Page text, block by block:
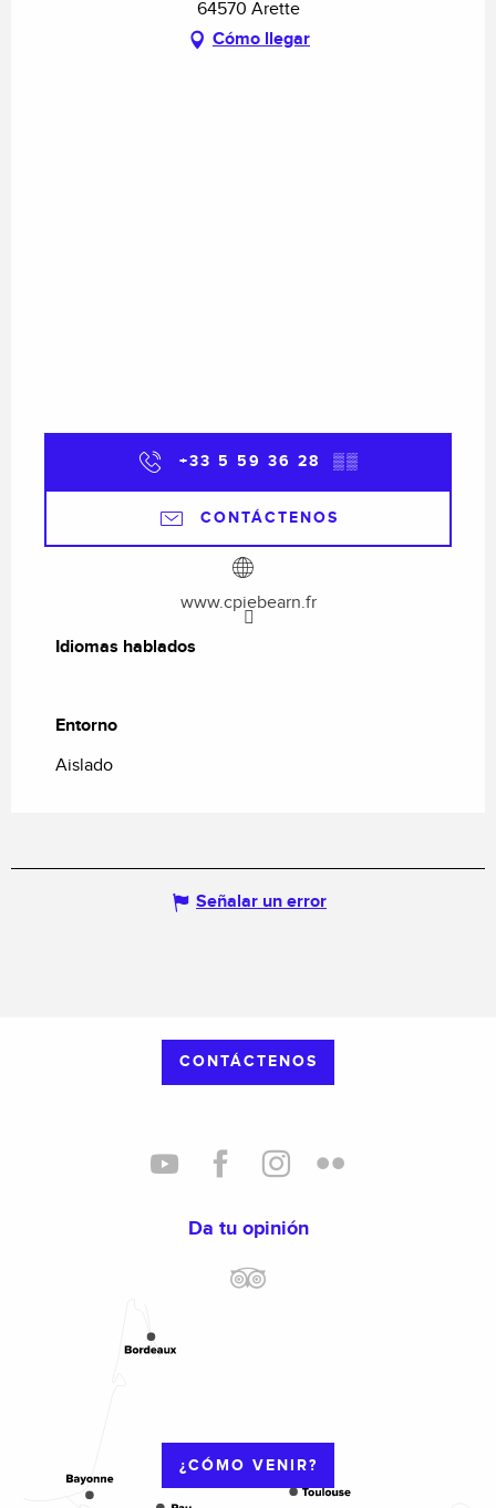
64570 Arette
Cómo llegar
+33 5 59 36 28 ▒▒
CONTÁCTENOS
www.cpiebearn.fr
Idiomas hablados
Idiomas hablados
Entorno
Entorno
Aislado
Señalar un error
CONTÁCTENOS
Da tu opinión
¿CÓMO VENIR?